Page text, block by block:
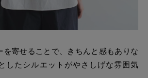
を寄せることで、きちんと感もありな
したシルエットがやさしげな雰囲気